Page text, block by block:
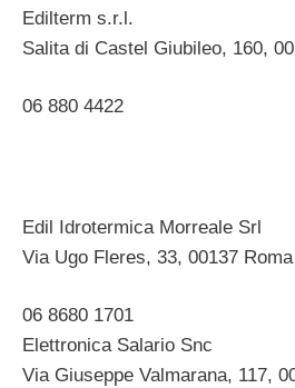
Edilterm s.r.l.
Salita di Castel Giubileo, 160,
06 880 4422 ‎
Edil Idrotermica Morreale Srl
Via Ugo Fleres, 33, 00137 Roma ‎
06 8680 1701 ‎
Elettronica Salario Snc
Via Giuseppe Valmarana, 117,